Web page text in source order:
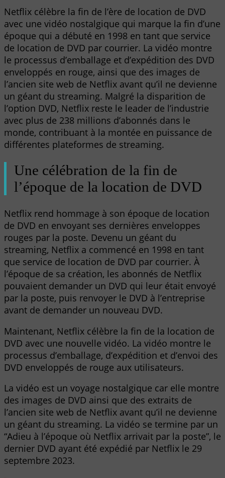
Netflix célèbre la fin de l’ère de location de DVD
avec une vidéo nostalgique qui marque la fin d’une
époque qui a débuté en 1998 en tant que service
de location de DVD par courrier. La vidéo montre
le processus d’emballage et d’expédition des DVD
enveloppés en rouge, ainsi que des images de
l’ancien site web de Netflix avant qu’il ne devienne
un géant du streaming. Malgré la disparition de
l’option DVD, Netflix reste le leader de l’industrie
avec plus de 238 millions d’abonnés dans le
monde, contribuant à la montée en puissance de
différentes plateformes de streaming.
Une célébration de la fin de
l’époque de la location de DVD
Netflix rend hommage à son époque de location
de DVD en envoyant ses dernières enveloppes
rouges par la poste. Devenu un géant du
streaming, Netflix a commencé en 1998 en tant
que service de location de DVD par courrier. À
l’époque de sa création, les abonnés de Netflix
pouvaient demander un DVD qui leur était envoyé
par la poste, puis renvoyer le DVD à l’entreprise
avant de demander un nouveau DVD.
Maintenant, Netflix célèbre la fin de la location de
DVD avec une nouvelle vidéo. La vidéo montre le
processus d’emballage, d’expédition et d’envoi des
DVD enveloppés de rouge aux utilisateurs.
La vidéo est un voyage nostalgique car elle montre
des images de DVD ainsi que des extraits de
l’ancien site web de Netflix avant qu’il ne devienne
un géant du streaming. La vidéo se termine par un
“Adieu à l’époque où Netflix arrivait par la poste”, le
dernier DVD ayant été expédié par Netflix le 29
septembre 2023.